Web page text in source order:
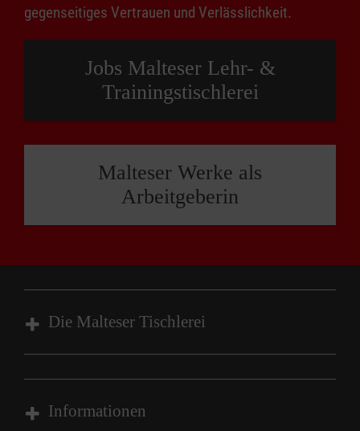
gegenseitiges Vertrauen und Verlässlichkeit.
Jobs Malteser Lehr- &
Trainingstischlerei
Malteser Werke als
Arbeitgeberin
Die Malteser Tischlerei
Über uns
Ausbildung
Informationen